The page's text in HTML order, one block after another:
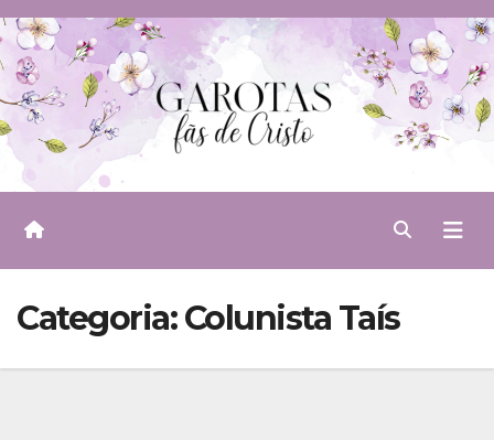
Skip
to
content
Categoria:Colunista Taís